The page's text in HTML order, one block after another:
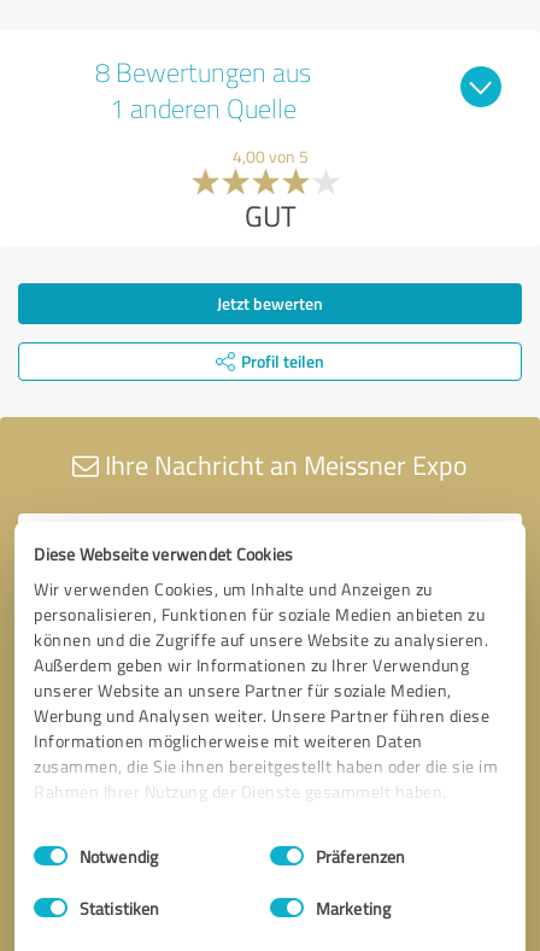
Diese Webseite verwendet Cookies
Wir verwenden Cookies, um Inhalte und Anzeigen zu
personalisieren, Funktionen für soziale Medien anbieten zu
können und die Zugriffe auf unsere Website zu analysieren.
Außerdem geben wir Informationen zu Ihrer Verwendung
unserer Website an unsere Partner für soziale Medien,
Werbung und Analysen weiter. Unsere Partner führen diese
Informationen möglicherweise mit weiteren Daten
zusammen, die Sie ihnen bereitgestellt haben oder die sie im
Rahmen Ihrer Nutzung der Dienste gesammelt haben.
Impressum Datenschutzbestimmungen
Einwilligungsauswahl
Notwendig Präferenzen
Statistiken Marketing
8 Bewertungen aus
1 anderen Quelle
4,00 von 5
GUT
Jetzt bewerten
Profil teilen
Ihre Nachricht an Meissner Expo